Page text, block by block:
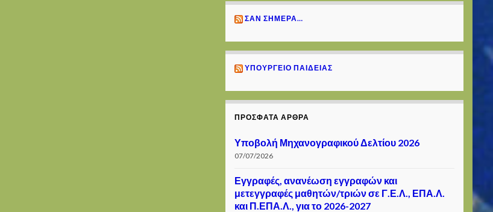
ΣΑΝ ΣΉΜΕΡΑ…
ΥΠΟΥΡΓΕΊΟ ΠΑΙΔΕΊΑΣ
ΠΡΌΣΦΑΤΑ ΆΡΘΡΑ
Υποβολή Μηχανογραφικού Δελτίου 2026
07/07/2026
Εγγραφές, ανανέωση εγγραφών και
μετεγγραφές μαθητών/τριών σε Γ.Ε.Λ., ΕΠΑ.Λ.
και Π.ΕΠΑ.Λ., για το 2026-2027